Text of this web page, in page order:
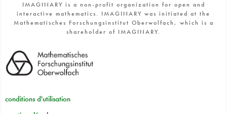
IMAGINARY is a non-profit organization for open and
interactive mathematics. IMAGINARY was initiated at the
Mathematisches Forschungsinstitut Oberwolfach, which is a
shareholder of IMAGINARY.
conditions d'utilisation